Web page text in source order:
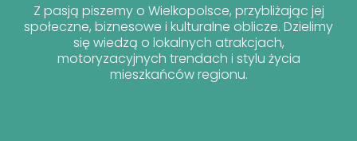
Z pasją piszemy o Wielkopolsce, przybliżając jej
społeczne, biznesowe i kulturalne oblicze. Dzielimy
się wiedzą o lokalnych atrakcjach,
motoryzacyjnych trendach i stylu życia
mieszkańców regionu.